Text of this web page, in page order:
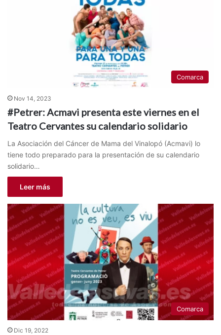
Comarca
Nov 14, 2023
#Petrer: Acmavi presenta este viernes en el
Teatro Cervantes su calendario solidario
La Asociación del Cáncer de Mama del Vinalopó (Acmavi) lo
tiene todo preparado para la presentación de su calendario
solidario…
Leer más
Comarca
Dic 19, 2022